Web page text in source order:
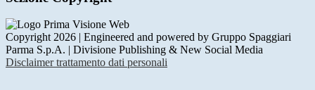
Copyright 2026 | Engineered and powered by Gruppo Spaggiari
Parma S.p.A. | Divisione Publishing & New Social Media
Disclaimer trattamento dati personali